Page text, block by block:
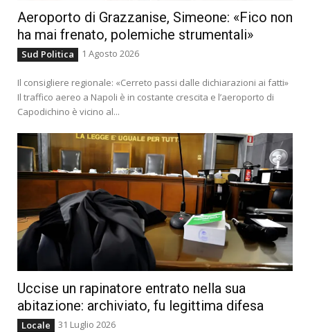
Aeroporto di Grazzanise, Simeone: «Fico non
ha mai frenato, polemiche strumentali»
Sud Politica 1 Agosto 2026
Il consigliere regionale: «Cerreto passi dalle dichiarazioni ai fatti»
Il traffico aereo a Napoli è in costante crescita e l’aeroporto di
Capodichino è vicino al...
Uccise un rapinatore entrato nella sua
abitazione: archiviato, fu legittima difesa
Locale 31 Luglio 2026